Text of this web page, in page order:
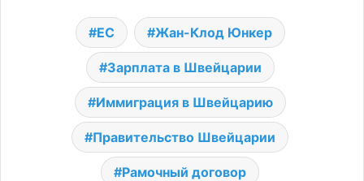
ЕС Жан-Клод Юнкер
Зарплата в Швейцарии
Иммиграция в Швейцарию
Правительство Швейцарии
Рамочный договор